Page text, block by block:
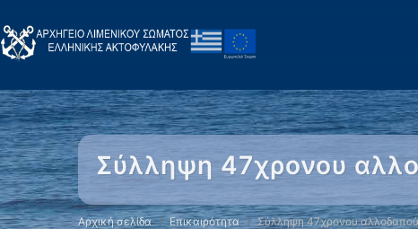
Σύλληψη 47χρονου
Αρχική σελίδα Επικαιρότητα Σύλληψη 47χρονου